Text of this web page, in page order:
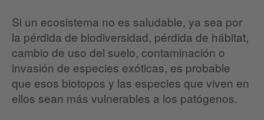
Si un ecosistema no es saludable, ya sea por
la pérdida de biodiversidad, pérdida de hábitat,
cambio de uso del suelo, contaminación o
invasión de especies exóticas, es probable
que esos biotopos y las especies que viven en
ellos sean más vulnerables a los patógenos.